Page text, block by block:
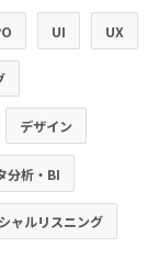
UI UX
デザイン
分析・BI
ャルリスニング